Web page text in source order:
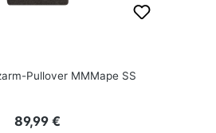
Pullover MMMape SS
Regulärer Preis:
89,99 €